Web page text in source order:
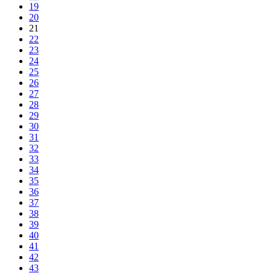
19
20
21
22
23
24
25
26
27
28
29
30
31
32
33
34
35
36
37
38
39
40
41
42
43